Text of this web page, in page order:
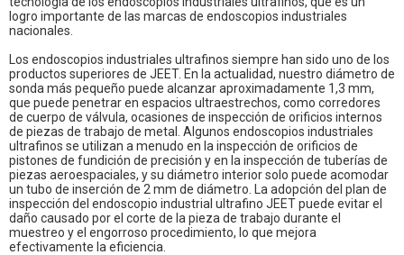
logro importante de las marcas de endoscopios industriales
nacionales.
Los endoscopios industriales ultrafinos siempre han sido uno de los
productos superiores de JEET. En la actualidad, nuestro diámetro de
sonda más pequeño puede alcanzar aproximadamente 1,3 mm,
que puede penetrar en espacios ultraestrechos, como corredores
de cuerpo de válvula, ocasiones de inspección de orificios internos
de piezas de trabajo de metal. Algunos endoscopios industriales
ultrafinos se utilizan a menudo en la inspección de orificios de
pistones de fundición de precisión y en la inspección de tuberías de
piezas aeroespaciales, y su diámetro interior solo puede acomodar
un tubo de inserción de 2 mm de diámetro. La adopción del plan de
inspección del endoscopio industrial ultrafino JEET puede evitar el
daño causado por el corte de la pieza de trabajo durante el
muestreo y el engorroso procedimiento, lo que mejora
efectivamente la eficiencia.